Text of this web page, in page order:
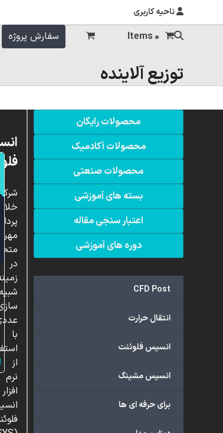
ناحیه کاربری
سفارش پروژه 0 Items
توزیع آلاینده
محصولات رایگان
محصولات آکادمیک
محصولات صنعتی
بسته های آموزشی
اعتبار سنجی مقاله
دوره های آموزشی
CFD Post
انتقال حرارت
انسیس فلوئنت
انسیس مشینگ
برای حرفه ای ها
خلاق
مهر،
در
شبیه
با
از
نرم
افزار